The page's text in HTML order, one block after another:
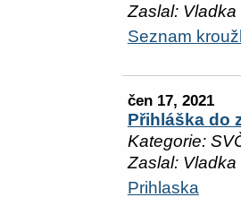
Zaslal: Vladka
Seznam
čen 17, 2021
Přihláška do
Kategorie:
Zaslal: Vladka
Prihlaska